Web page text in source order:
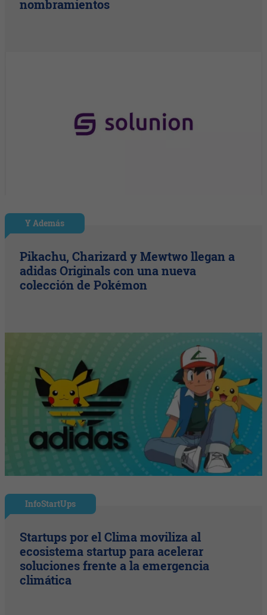
nombramientos
Y Además
Pikachu, Charizard y Mewtwo llegan a
adidas Originals con una nueva
colección de Pokémon
InfoStartUps
Startups por el Clima moviliza al
ecosistema startup para acelerar
soluciones frente a la emergencia
climática